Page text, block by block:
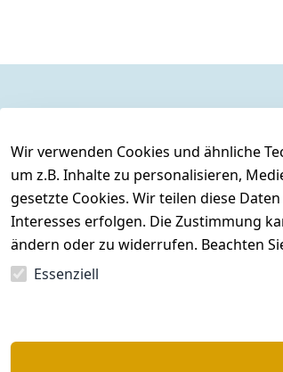
Wir verwenden Cookies und ähnliche
um z.B. Inhalte zu personalisieren,
gesetzte Cookies. Wir teilen diese
Interesses erfolgen. Die Zustimmung
ändern oder zu widerrufen. Beachten
Essenziell
AGB
Impressum
Datenschutzerklärung
Barrierefreiheitserklärung
Widerrufsrecht